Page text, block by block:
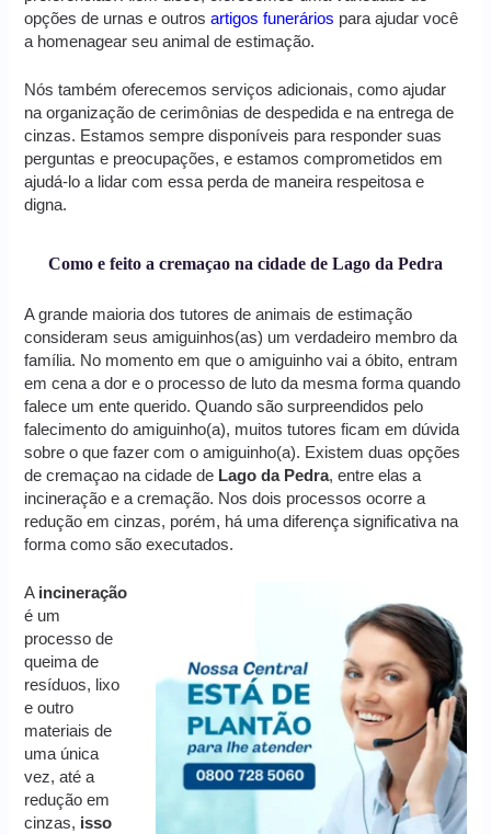
opções de urnas e outrosartigos funerários para ajudar você
a homenagear seu animal de estimação.
Nós também oferecemos serviços adicionais, como ajudar
na organização de cerimônias de despedida e na entrega de
cinzas. Estamos sempre disponíveis para responder suas
perguntas e preocupações, e estamos comprometidos em
ajudá-lo a lidar com essa perda de maneira respeitosa e
digna.
Como e feito a cremaçao na cidade de Lago da Pedra
A grande maioria dos tutores de animais de estimação
consideram seus amiguinhos(as) um verdadeiro membro da
família. No momento em que o amiguinho vai a óbito, entram
em cena a dor e o processo de luto da mesma forma quando
falece um ente querido. Quando são surpreendidos pelo
falecimento do amiguinho(a), muitos tutores ficam em dúvida
sobre o que fazer com o amiguinho(a). Existem duas opções
de cremaçao na cidade de Lago da Pedra, entre elas a
incineração e a cremação. Nos dois processos ocorre a
redução em cinzas, porém, há uma diferença significativa na
forma como são executados.
A incineração
é um
processo de
queima de
resíduos, lixo
e outro
materiais de
uma única
vez, até a
redução em
cinzas, isso